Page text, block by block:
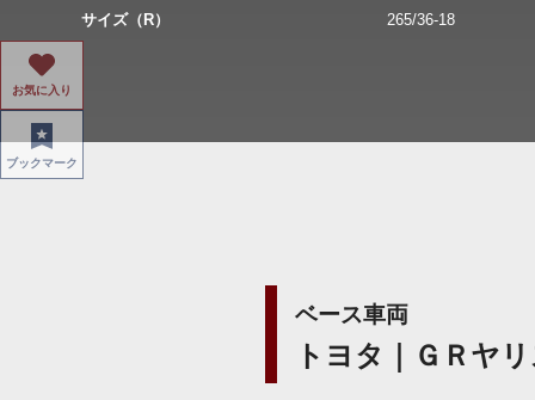
サイズ（R） 265/36-18
ベース車両
トヨタ｜ＧＲヤリ
お気に入り
ブックマーク